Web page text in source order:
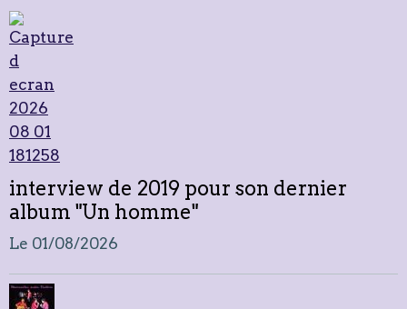
interview de 2019 pour son dernier
album "Un homme"
Le 01/08/2026